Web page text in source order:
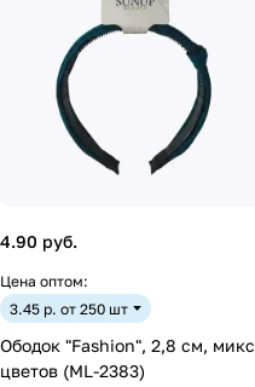
4.90 руб.
Цена оптом:
3.45 р. от 250 шт
Ободок "Fashion", 2,8 см, микс
цветов (ML-2383)